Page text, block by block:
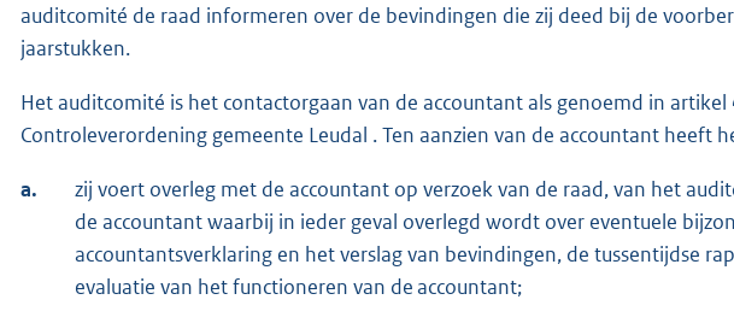
auditcomité de raad informeren over de bevindingen die zij deed bij de
jaarstukken.
Het auditcomité is het contactorgaan van de accountant als genoemd in artikel
Controleverordening gemeente Leudal . Ten aanzien van de accountant heeft
a.
zij voert overleg met de accountant op verzoek van de raad, van het
de accountant waarbij in ieder geval overlegd wordt over eventuele
accountantsverklaring en het verslag van bevindingen, de tussentijdse
evaluatie van het functioneren van de accountant;